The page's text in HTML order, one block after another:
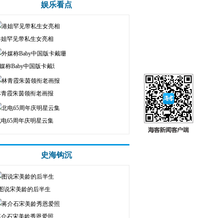
娱乐看点
罕见带私生女亮相
称Baby中国版卡戴珊
霞朱茵领衔老画报
65周年庆明星云集
史海钩沉
说宋美龄的后半生
石宋美龄秀恩爱照